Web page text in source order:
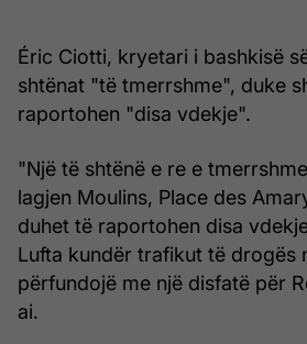
Éric Ciotti, kryetari i bashkisë
shtënat "të tmerrshme", duke
raportohen "disa vdekje".
"Një të shtënë e re e
lagjen Moulins, Place des
duhet të raportohen disa
Lufta kundër trafikut të drogës
përfundojë me një disfatë për
ai.